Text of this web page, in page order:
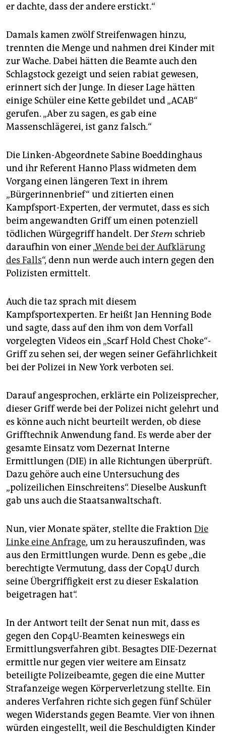
er dachte, dass der andere erstickt.“
Damals kamen zwölf Streifenwagen hinzu,
trennten die Menge und nahmen drei Kinder mit
zur Wache. Dabei hätten die Beamte auch den
Schlagstock gezeigt und seien rabiat gewesen,
erinnert sich der Junge. In dieser Lage hätten
einige Schüler eine Kette gebildet und „ACAB“
gerufen. „Aber zu sagen, es gab eine
Massenschlägerei, ist ganz falsch.“
Die Linken-Abgeordnete Sabine Boeddinghaus
und ihr Referent Hanno Plass widmeten dem
Vorgang einen längeren Text in ihrem
„Bürgerinnenbrief“ und zitierten einen
Kampfsport-Experten, der vermutet, dass es sich
beim angewandten Griff um einen potenziell
tödlichen Würgegriff handelt. DerStern schrieb
daraufhin von einer „Wende bei der Aufklärung
des Falls“, denn nun werde auch intern gegen den
Polizisten ermittelt.
Auch die taz sprach mit diesem
Kampfsportexperten. Er heißt Jan Henning Bode
und sagte, dass auf den ihm von dem Vorfall
vorgelegten Videos ein „Scarf Hold Chest Choke“-
Griff zu sehen sei, der wegen seiner Gefährlichkeit
bei der Polizei in New York verboten sei.
Darauf angesprochen, erklärte ein Polizeisprecher,
dieser Griff werde bei der Polizei nicht gelehrt und
es könne auch nicht beurteilt werden, ob diese
Grifftechnik Anwendung fand. Es werde aber der
gesamte Einsatz vom Dezernat Interne
Ermittlungen (DIE) in alle Richtungen überprüft.
Dazu gehöre auch eine Untersuchung des
„polizeilichen Einschreitens“. Dieselbe Auskunft
gab uns auch die Staatsanwaltschaft.
Nun, vier Monate später, stellte die Fraktion Die
Linke eine Anfrage, um zu herauszufinden, was
aus den Ermittlungen wurde. Denn es gebe „die
berechtigte Vermutung, dass der Cop4U durch
seine Übergriffigkeit erst zu dieser Eskalation
beigetragen hat“.
In der Antwort teilt der Senat nun mit, dass es
gegen den Cop4U-Beamten keineswegs ein
Ermittlungsverfahren gibt. Besagtes DIE-Dezernat
ermittle nur gegen vier weitere am Einsatz
beteiligte Polizeibeamte, gegen die eine Mutter
Strafanzeige wegen Körperverletzung stellte. Ein
anderes Verfahren richte sich gegen fünf Schüler
wegen Widerstands gegen Beamte. Vier von ihnen
würden eingestellt, weil die Beschuldigten Kinder